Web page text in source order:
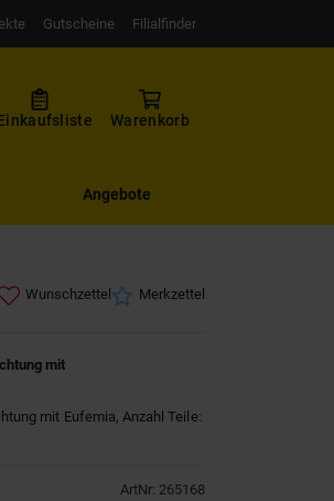
Gutscheine Filialfinder
Warenkorb
Angebote
Wunschzettel Merkzettel
mit
mit Eufemia, Anzahl Teile:
ArtNr: 265168